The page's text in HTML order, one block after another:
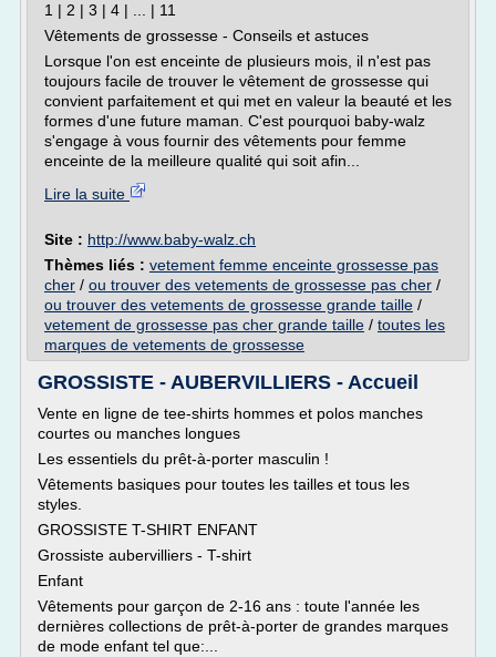
1 | 2 | 3 | 4 | ... | 11
Vêtements de grossesse - Conseils et astuces
Lorsque l'on est enceinte de plusieurs mois, il n'est pas
toujours facile de trouver le vêtement de grossesse qui
convient parfaitement et qui met en valeur la beauté et les
formes d'une future maman. C'est pourquoi baby-walz
s'engage à vous fournir des vêtements pour femme
enceinte de la meilleure qualité qui soit afin...
Lire la suite
Site : http://www.baby-walz.ch
Thèmes liés : vetement femme enceinte grossesse pas
cher / ou trouver des vetements de grossesse pas cher /
ou trouver des vetements de grossesse grande taille /
vetement de grossesse pas cher grande taille / toutes les
marques de vetements de grossesse
GROSSISTE - AUBERVILLIERS - Accueil
Vente en ligne de tee-shirts hommes et polos manches
courtes ou manches longues
Les essentiels du prêt-à-porter masculin !
Vêtements basiques pour toutes les tailles et tous les
styles.
GROSSISTE T-SHIRT ENFANT
Grossiste aubervilliers - T-shirt
Enfant
Vêtements pour garçon de 2-16 ans : toute l'année les
dernières collections de prêt-à-porter de grandes marques
de mode enfant tel que:...